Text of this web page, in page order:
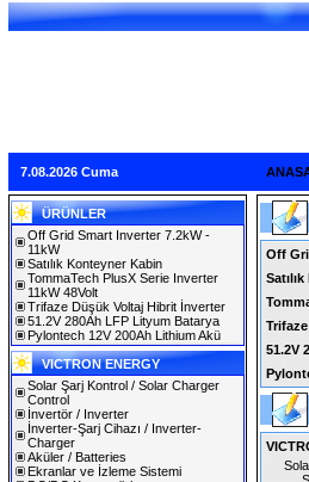
7.08.2026 Cuma
ÜRÜNLER
Off Grid Smart Inverter 7.2kW -
11kW
Satılık Konteyner Kabin
TommaTech PlusX Serie Inverter
11kW 48Volt
Trifaze Düşük Voltaj Hibrit İnverter
51.2V 280Ah LFP Lityum Batarya
Pylontech 12V 200Ah Lithium Akü
VICTRON ENERGY
Solar Şarj Kontrol / Solar Charger
Control
İnvertör / Inverter
İnverter-Şarj Cihazı / Inverter-
Charger
Aküler / Batteries
Ekranlar ve İzleme Sistemi
Off
51.2V